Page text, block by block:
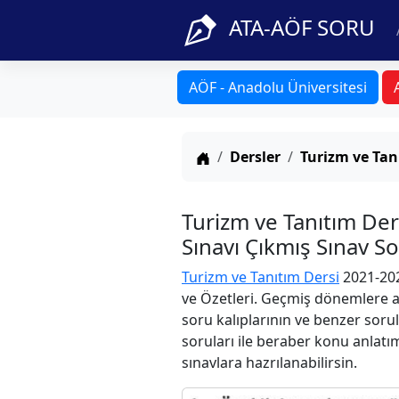
ATA-AÖF SORU
AÖF - Anadolu Üniversitesi
Anasayfa
Dersler Turizm ve
Turizm ve Tanıtım
Sınavı Çıkmış Sınav
Turizm ve Tanıtım Dersi 2021-
ve Özetleri. Geçmiş dönemlere
soru kalıplarının ve benzer
soruları ile beraber konu
sınavlara hazrılanabilirsin.